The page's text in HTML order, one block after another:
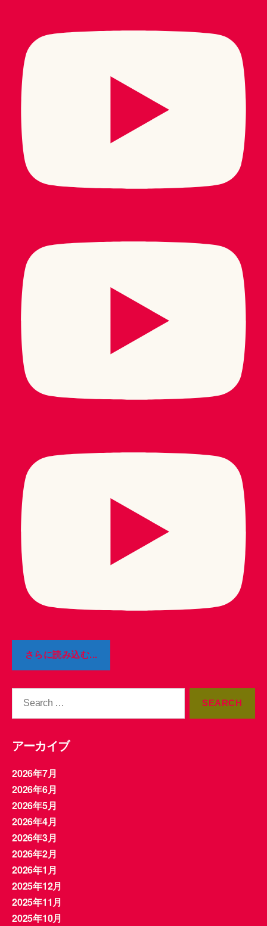
さらに読み込む...
アーカイブ
2026年7月
2026年6月
2026年5月
2026年4月
2026年3月
2026年2月
2026年1月
2025年12月
2025年11月
2025年10月